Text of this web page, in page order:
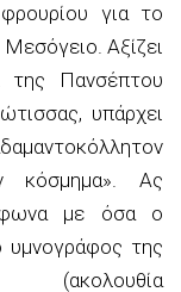
για το
Αξίζει
της Πανσέπτου
υπάρχει
κόσμημα». Ας
με όσα ο
υμνογράφος της
(ακολουθία